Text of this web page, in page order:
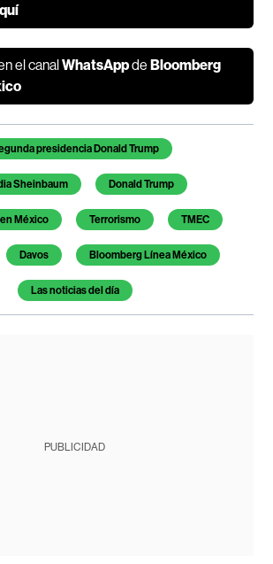
el canalWhatsAppdeBloomberg
artículopresidencia Donald Trump
Sheinbaum Donald Trump
México Terrorismo TMEC
Davos Bloomberg Línea México
Las noticias del día
PUBLICIDAD